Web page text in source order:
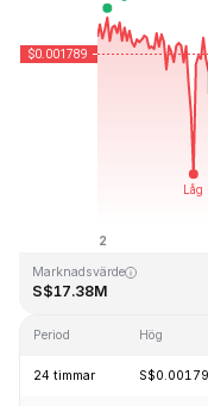
Senast uppdaterad: 2026-08-
S$0.045317
Marknadsvärde
S$17.38M
Period Hög
24 timmar